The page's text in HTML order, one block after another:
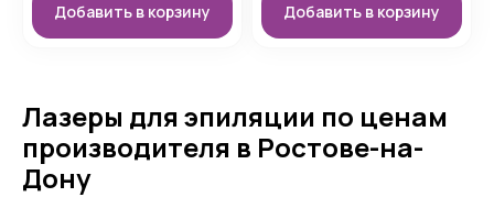
Добавить в корзину Добавить в корзину
Лазеры для эпиляции по ценам
производителя в Ростове-на-
Дону